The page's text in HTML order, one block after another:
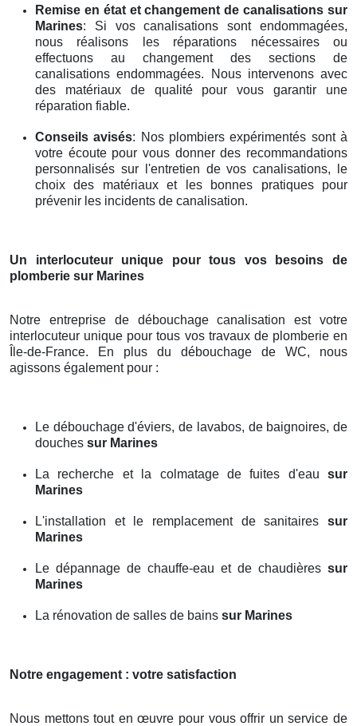
Remise en état et changement de canalisations sur
Marines: Si vos canalisations sont endommagées,
nous réalisons les réparations nécessaires ou
effectuons au changement des sections de
canalisations endommagées. Nous intervenons avec
des matériaux de qualité pour vous garantir une
réparation fiable.
Conseils avisés: Nos plombiers expérimentés sont à
votre écoute pour vous donner des recommandations
personnalisés sur l'entretien de vos canalisations, le
choix des matériaux et les bonnes pratiques pour
prévenir les incidents de canalisation.
Un interlocuteur unique pour tous vos besoins de
plomberie sur Marines
Notre entreprise de débouchage canalisation est votre
interlocuteur unique pour tous vos travaux de plomberie en
Île-de-France. En plus du débouchage de WC, nous
agissons également pour :
Le débouchage d'éviers, de lavabos, de baignoires, de
douches sur Marines
La recherche et la colmatage de fuites d'eau sur
Marines
L'installation et le remplacement de sanitaires sur
Marines
Le dépannage de chauffe-eau et de chaudières sur
Marines
La rénovation de salles de bains sur Marines
Notre engagement : votre satisfaction
Nous mettons tout en œuvre pour vous offrir un service de